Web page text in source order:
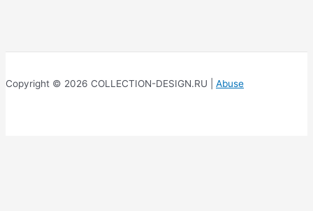
Copyright © 2026 COLLECTION-DESIGN.RU | Abuse